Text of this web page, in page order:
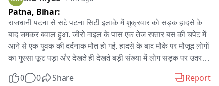
Patna, Bihar:
राजधानी पटना से सटे पटना सिटी इलाके में शुक्रवार को सड़क हादसे के
बाद जमकर बवाल हुआ. जीरो माइल के पास एक तेज रफ्तार बस की चपेट में
आने से एक युवक की दर्दनाक मौत हो गई. हादसे के बाद मौके पर मौजूद लोगों
का गुस्सा फूट पड़ा और देखते ही देखते बड़ी संख्या में लोग सड़क पर उतर
प्रदर्शन किया.
0 0 Share Report